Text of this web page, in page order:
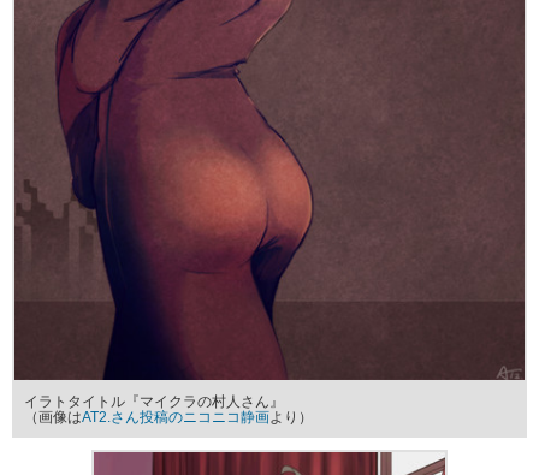
イラトタイトル『マイクラの村人さん』
（画像はAT2.さん投稿のニコニコ静画より）